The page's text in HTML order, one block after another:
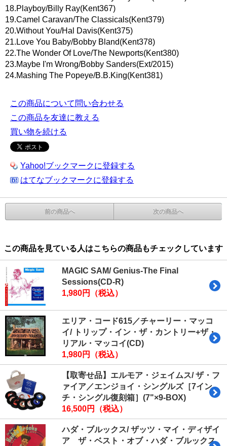
18.Playboy/Billy Ray(Kent367)
19.Camel Caravan/The Classicals(Kent379)
20.Without You/Hal Davis(Kent375)
21.Love You Baby/Bobby Bland(Kent378)
22.The Wonder Of Love/The Newports(Kent380)
23.Maybe I'm Wrong/Bobby Sanders(Ext/2015)
24.Mashing The Popeye/B.B.King(Kent381)
この商品について問い合わせる
この商品を友達に教える
買い物を続ける
Yahoo!ブックマークに登録する
はてなブックマークに登録する
前の商品へ 次の商品へ
この商品を見ている人はこちらの商品もチェックしています
MAGIC SAM/ Genius-The Final
Sessions(CD-R)
1,980円（税込）
エリア・コード615／チャーリー・マッコ
イ/ トリップ・イン・ザ・カントリー+ザ・
リアル・マッコイ(CD)
1,980円（税込）
【取寄せ品】エルモア・ジェイムス/ ザ・フ
ァイア／エンジョイ・シングルズ［7イン
チ・シングル復刻箱］(7"×9-BOX)
16,500円（税込）
ハダ・ブルックス/ ザッツ・マイ・ディザイ
ア ザ・ベスト・オブ・ハダ・ブルックス